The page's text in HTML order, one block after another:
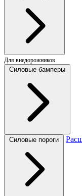
Для внедорожников
Силовые бамперы
Силовые пороги